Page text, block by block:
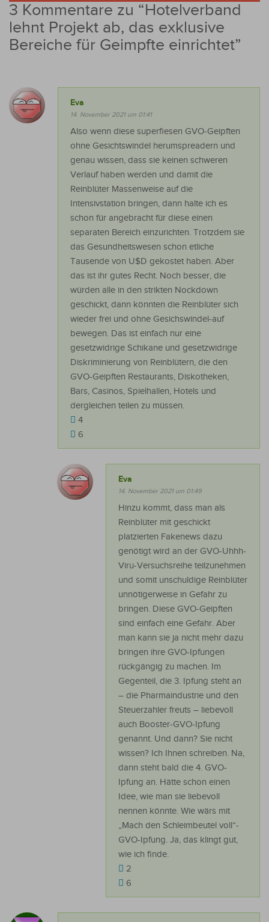
3 Kommentare zu “Hotelverband
lehnt Projekt ab, das exklusive
Bereiche für Geimpfte einrichtet”
Eva
14. November 2021 um 01:41
Also wenn diese superfiesen GVO-Geipften
ohne Gesichtswindel herumspreadern und
genau wissen, dass sie keinen schweren
Verlauf haben werden und damit die
Reinblüter Massenweise auf die
Intensivstation bringen, dann halte ich es
schon für angebracht für diese einen
separaten Bereich einzurichten. Trotzdem sie
das Gesundheitswesen schon etliche
Tausende von U$D gekostet haben. Aber
das ist ihr gutes Recht. Noch besser, die
würden alle in den strikten Nockdown
geschickt, dann könnten die Reinblüter sich
wieder frei und ohne Gesichswindel-auf
bewegen. Das ist einfach nur eine
gesetzwidrige Schikane und gesetzwidrige
Diskriminierung von Reinblütern, die den
GVO-Geipften Restaurants, Diskotheken,
Bars, Casinos, Spielhallen, Hotels und
dergleichen teilen zu müssen.
4
6
Eva
14. November 2021 um 01:49
Hinzu kommt, dass man als
Reinblüter mit geschickt
platzierten Fakenews dazu
genötigt wird an der GVO-Uhhh-
Viru-Versuchsreihe teilzunehmen
und somit unschuldige Reinblüter
unnötigerweise in Gefahr zu
bringen. Diese GVO-Geipften
sind einfach eine Gefahr. Aber
man kann sie ja nicht mehr dazu
bringen ihre GVO-Ipfungen
rückgängig zu machen. Im
Gegenteil, die 3. Ipfung steht an
– die Pharmaindustrie und den
Steuerzahler freuts – liebevoll
auch Booster-GVO-Ipfung
genannt. Und dann? Sie nicht
wissen? Ich Ihnen schreiben. Na,
dann steht bald die 4. GVO-
Ipfung an. Hätte schon einen
Idee, wie man sie liebevoll
nennen könnte. Wie wärs mit
„Mach den Schleimbeutel voll“-
GVO-Ipfung. Ja, das klingt gut,
wie ich finde.
2
6